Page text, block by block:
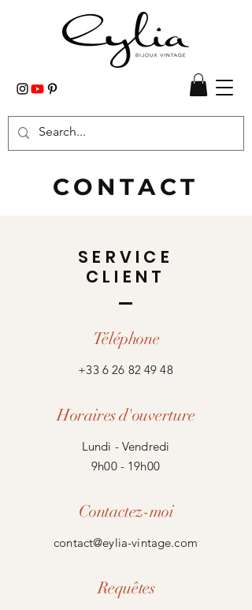
CONTACT
SERVICE
CLIENT
Téléphone
+33 6 26 82 49 48
Horaires d'ouverture
Lundi - Vendredi
9h00 - 19h00
Contactez-moi
contact@eylia-vintage.com
Requêtes